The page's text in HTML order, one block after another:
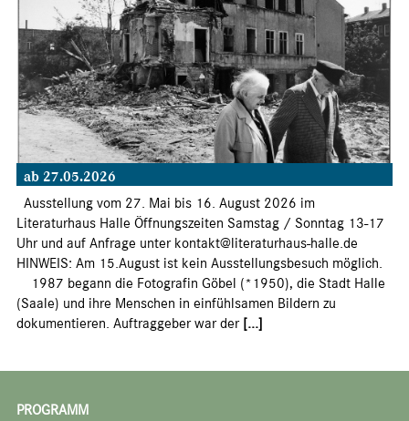
ab 27.05.2026
Ausstellung vom 27. Mai bis 16. August 2026 im
Literaturhaus Halle Öffnungszeiten Samstag / Sonntag 13-17
Uhr und auf Anfrage unter kontakt@literaturhaus-halle.de
HINWEIS: Am 15.August ist kein Ausstellungsbesuch möglich.
1987 begann die Fotografin Göbel (*1950), die Stadt Halle
(Saale) und ihre Menschen in einfühlsamen Bildern zu
dokumentieren. Auftraggeber war der [...]
PROGRAMM